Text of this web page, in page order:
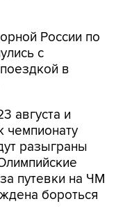
России по
с
в
августа и
чемпионату
разыграны
путевки на ЧМ
бороться